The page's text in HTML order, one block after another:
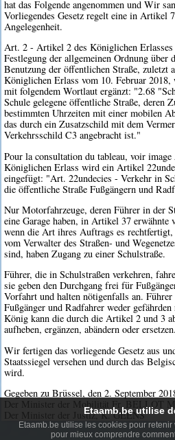
hat das Folgende angenommen und Wir
Vorliegendes Gesetz regelt eine in Artikel
Angelegenheit.
Art. 2 - Artikel 2 des Königlichen Erlasses
Festlegung der allgemeinen Ordnung über
Benutzung der öffentlichen Straße, zuletzt
Königlichen Erlass vom 10. Februar
mit folgendem Wortlaut ergänzt: "2.68
Schule gelegene öffentliche Straße, deren
bestimmten Uhrzeiten mit einer mobilen
das durch ein Zusatzschild mit dem
Verkehrsschild C3 angebracht ist."
Pour la consultation du tableau, voir
Königlichen Erlass wird ein Artikel
eingefügt: "Art. 22undecies - Verkehr in
die öffentliche Straße Fußgängern und
Nur Motorfahrzeuge, deren Führer in der
eine Garage haben, in Artikel 37 erwähnte
wenn die Art ihres Auftrags es
vom Verwalter des Straßen- und
sind, haben Zugang zu einer Schulstraße.
Führer, die in Schulstraßen verkehren,
sie geben den Durchgang frei für
Vorfahrt und halten nötigenfalls an.
Fußgänger und Radfahrer weder
König kann die durch die Artikel 2 und 3
aufheben, ergänzen, abändern oder ersetzen.
Wir fertigen das vorliegende Gesetz aus
Staatssiegel versehen und durch das
wird.
Gegeben zu Brüssel, den 2. September
Der Minister der Mobilität Fr. BELLOT
Der Minister der Justiz, K. GEENS
Etaamb.be utilise
Etaamb.be utilise les cookies pour
pour mieux comprendre